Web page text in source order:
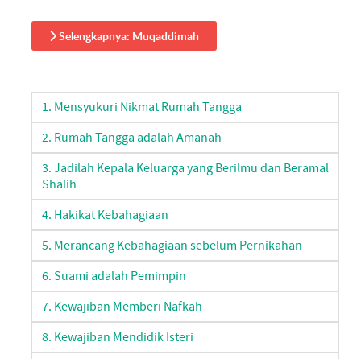
Selengkapnya: Muqaddimah
1. Mensyukuri Nikmat Rumah Tangga
2. Rumah Tangga adalah Amanah
3. Jadilah Kepala Keluarga yang Berilmu dan Beramal
Shalih
4. Hakikat Kebahagiaan
5. Merancang Kebahagiaan sebelum Pernikahan
6. Suami adalah Pemimpin
7. Kewajiban Memberi Nafkah
8. Kewajiban Mendidik Isteri